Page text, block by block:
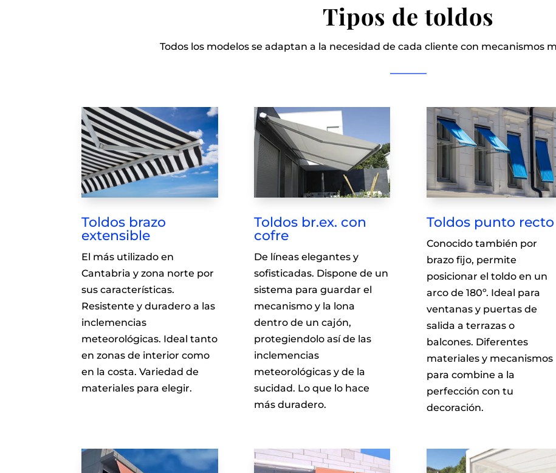
Tipos de toldos
Todos los modelos se adaptan a la necesidad de cada cliente con mecanismos
Toldos brazo
extensible
El más utilizado en
Cantabria y zona norte por
sus características.
Resistente y duradero a las
inclemencias
meteorológicas. Ideal tanto
en zonas de interior como
en la costa. Variedad de
materiales para elegir.
Toldos br.ex. con
cofre
De líneas elegantes y
sofisticadas. Dispone de un
sistema para guardar el
mecanismo y la lona
dentro de un cajón,
protegiendolo así de las
inclemencias
meteorológicas y de la
sucidad. Lo que lo hace
más duradero.
Toldos punto recto
Conocido también por
brazo fijo, permite
posicionar el toldo en un
arco de 180º. Ideal para
ventanas y puertas de
salida a terrazas o
balcones. Diferentes
materiales y mecanismos
para combine a la
perfección con tu
decoración.